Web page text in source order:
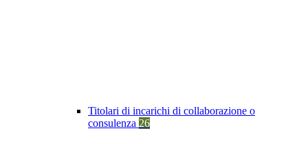
Titolari di incarichi di collaborazione o
consulenza 26